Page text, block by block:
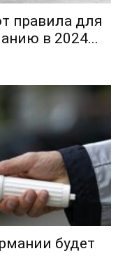
правила для
в 2024...
будет